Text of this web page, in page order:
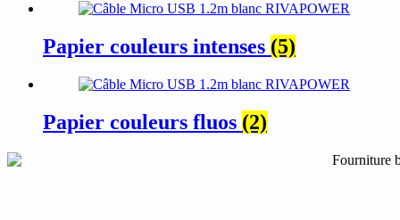
Papier couleurs intenses (5)
Papier couleurs fluos (2)